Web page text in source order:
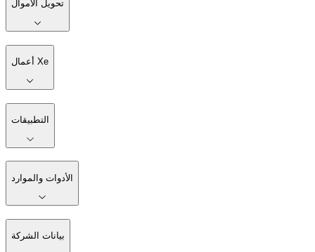
تحويل الأموال
أعمال Xe
التطبيقات
الأدوات والموارد
بيانات الشركة